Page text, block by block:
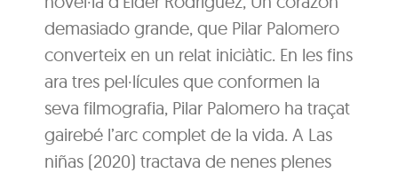
demasiado grande, que Pilar Palomero
converteix en un relat iniciàtic. En les fins
ara tres pel·lícules que conformen la
seva filmografia, Pilar Palomero ha traçat
gairebé l’arc complet de la vida. A Las
niñas (2020) tractava de nenes plenes